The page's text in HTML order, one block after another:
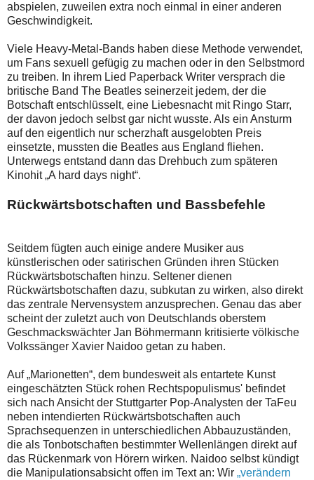
abspielen, zuweilen extra noch einmal in einer anderen
Geschwindigkeit.
Viele Heavy-Metal-Bands haben diese Methode verwendet,
um Fans sexuell gefügig zu machen oder in den Selbstmord
zu treiben. In ihrem Lied Paperback Writer versprach die
britische Band The Beatles seinerzeit jedem, der die
Botschaft entschlüsselt, eine Liebesnacht mit Ringo Starr,
der davon jedoch selbst gar nicht wusste. Als ein Ansturm
auf den eigentlich nur scherzhaft ausgelobten Preis
einsetzte, mussten die Beatles aus England fliehen.
Unterwegs entstand dann das Drehbuch zum späteren
Kinohit „A hard days night“.
Rückwärtsbotschaften und Bassbefehle
Seitdem fügten auch einige andere Musiker aus
künstlerischen oder satirischen Gründen ihren Stücken
Rückwärtsbotschaften hinzu. Seltener dienen
Rückwärtsbotschaften dazu, subkutan zu wirken, also direkt
das zentrale Nervensystem anzusprechen. Genau das aber
scheint der zuletzt auch von Deutschlands oberstem
Geschmackswächter Jan Böhmermann kritisierte völkische
Volkssänger Xavier Naidoo getan zu haben.
Auf „Marionetten“, dem bundesweit als entartete Kunst
eingeschätzten Stück rohen Rechtspopulismus' befindet
sich nach Ansicht der Stuttgarter Pop-Analysten der TaFeu
neben intendierten Rückwärtsbotschaften auch
Sprachsequenzen in unterschiedlichen Abbauzuständen,
die als Tonbotschaften bestimmter Wellenlängen direkt auf
das Rückenmark von Hörern wirken. Naidoo selbst kündigt
die Manipulationsabsicht offen im Text an: Wir „verändern